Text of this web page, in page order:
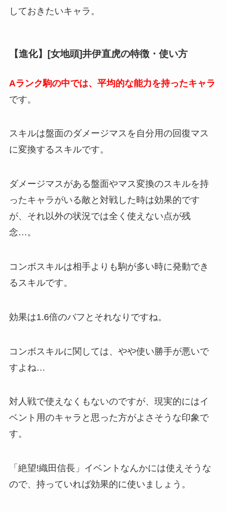
しておきたいキャラ。
【進化】[女地頭]井伊直虎の特徴・使い方
Aランク駒の中では、平均的な能力を持ったキャラ
です。
スキルは盤面のダメージマスを自分用の回復マス
に変換するスキルです。
ダメージマスがある盤面やマス変換のスキルを持
ったキャラがいる敵と対戦した時は効果的です
が、それ以外の状況では全く使えない点が残
念…。
コンボスキルは相手よりも駒が多い時に発動でき
るスキルです。
効果は1.6倍のバフとそれなりですね。
コンボスキルに関しては、やや使い勝手が悪いで
すよね…
対人戦で使えなくもないのですが、現実的にはイ
ベント用のキャラと思った方がよさそうな印象で
す。
「絶望!織田信長」イベントなんかには使えそうな
ので、持っていれば効果的に使いましょう。